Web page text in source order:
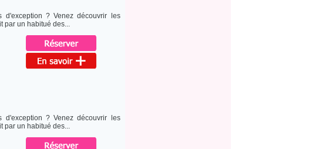
? Venez découvrir les
par un habitué des...
? Venez découvrir les
par un habitué des...